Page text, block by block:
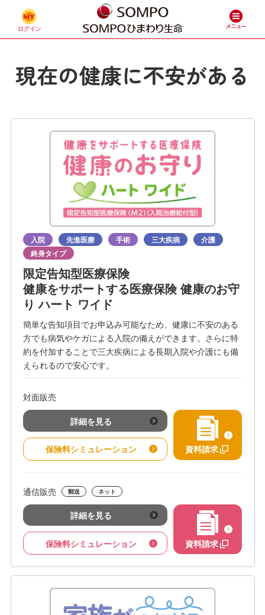
現在の健康に不安がある
入院 先進医療 手術 三大疾病
介護
終身タイプ
限定告知型医療保険
健康をサポートする医療保険 健康のお守
り ハート ワイド
簡単な告知項目でお申込み可能なため、健康に不安のある
方でも病気やケガによる入院の備えができます。さらに特
約を付加することで三大疾病による長期入院や介護にも備
えられるので安心です。
対面販売
詳細を見る
保険料シミュレーション 資料請求
通信販売 郵送 ネット
詳細を見る
保険料シミュレーション 資料請求